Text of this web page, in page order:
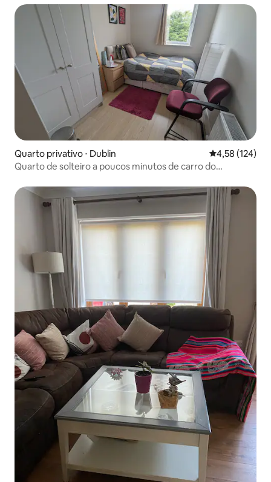
Quarto privativo ⋅ Dublin 4,58 de uma
4,58 (124)
Quarto de solteiro a poucos minutos de carro do